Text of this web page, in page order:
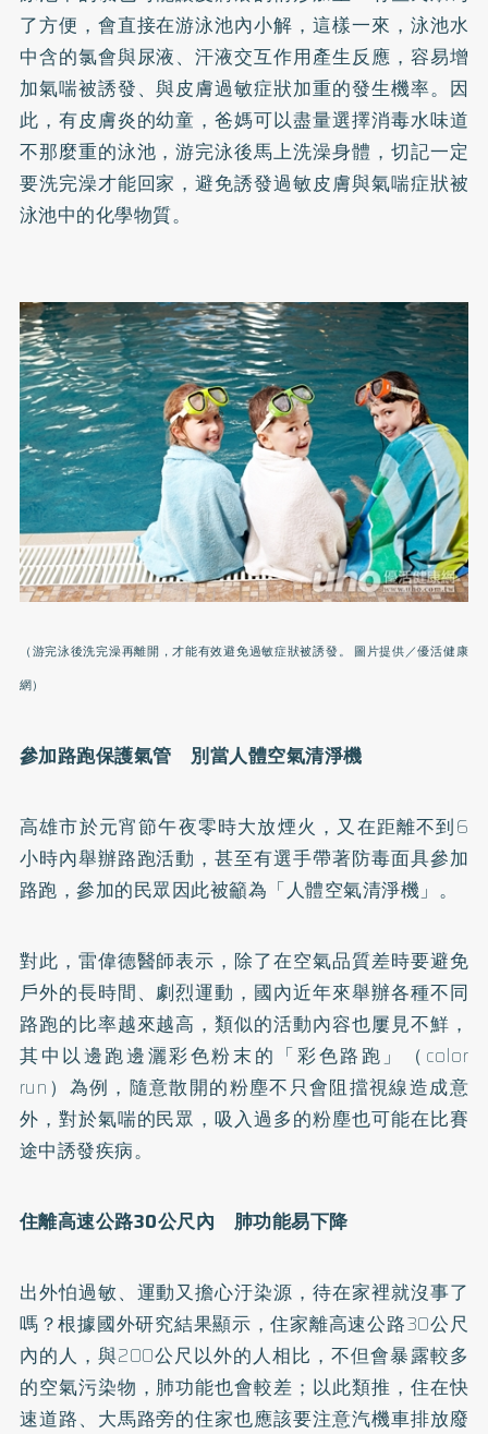
了方便，會直接在游泳池內小解，這樣一來，泳池水
中含的氯會與尿液、汗液交互作用產生反應，容易增
加氣喘被誘發、與皮膚過敏症狀加重的發生機率。因
此，有皮膚炎的幼童，爸媽可以盡量選擇消毒水味道
不那麼重的泳池，游完泳後馬上洗澡身體，切記一定
要洗完澡才能回家，避免誘發過敏皮膚與氣喘症狀被
泳池中的化學物質。
（游完泳後洗完澡再離開，才能有效避免過敏症狀被誘發。 圖片提供／優活健康
網）
參加路跑保護氣管 別當人體空氣清淨機
高雄市於元宵節午夜零時大放煙火，又在距離不到6
小時內舉辦路跑活動，甚至有選手帶著防毒面具參加
路跑，參加的民眾因此被籲為「人體空氣清淨機」。
對此，雷偉德醫師表示，除了在空氣品質差時要避免
戶外的長時間、劇烈運動，國內近年來舉辦各種不同
路跑的比率越來越高，類似的活動內容也屢見不鮮，
其中以邊跑邊灑彩色粉末的「彩色路跑」（color
run）為例，隨意散開的粉塵不只會阻擋視線造成意
外，對於氣喘的民眾，吸入過多的粉塵也可能在比賽
途中誘發疾病。
住離高速公路30公尺內 肺功能易下降
出外怕過敏、運動又擔心汙染源，待在家裡就沒事了
嗎？根據國外研究結果顯示，住家離高速公路30公尺
內的人，與200公尺以外的人相比，不但會暴露較多
的空氣污染物，肺功能也會較差；以此類推，住在快
速道路、大馬路旁的住家也應該要注意汽機車排放廢